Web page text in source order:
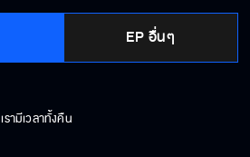
EP อื่นๆ
เรามีเวลาทั้งคืน